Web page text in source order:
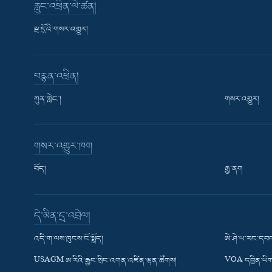
Learning English
རྗེས་འབྲངས།
རླུང་འཕྲིན་ལེ་ཚན།
སྔ་དྲོའི་གསར་འགྱུར།
བརྙན་འཕྲིན།
ཀུན་གླེང་། གསར་འགྱུར།
གསར་འགྱུར་ཁག
བོད། རྒྱ་ནག
དེ་མིན་དྲ་འབྲེལ།
འདི་ག་ལས་ཁུངས་ངོ་སྤྲོད།
USAGM ཨ་རིའི་རྒྱང་སྲིང་འགན་འཛིན་ལྷན་ཚོགས།
VOA